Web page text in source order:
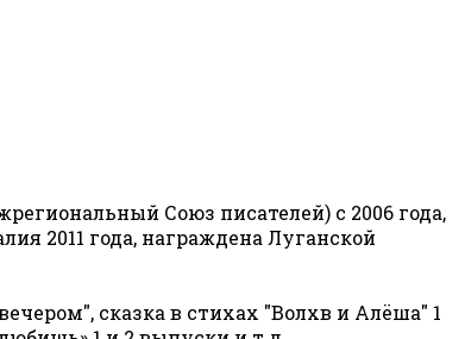
Союз писателей) с 2006 года,
2011 года, награждена Луганской
сказка в стихах "Волхв и Алёша" 1